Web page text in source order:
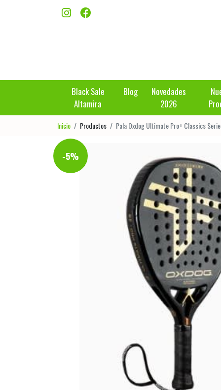
Black Sale
Altamira
Blog
Novedades
2026
Inicio Productos Pala Oxdog Ultimate Pro+ Classics
-5%